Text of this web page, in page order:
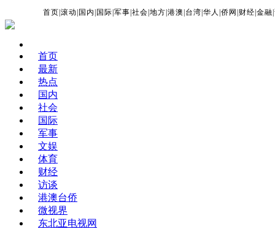
首页 |滚动 国内 国际 |军事 |社会 |地方 |港澳 台湾 |华人 |侨网 财经 |金融 |
首页
最新
热点
国内
社会
国际
军事
文娱
体育
财经
访谈
港澳台侨
微视界
东北亚电视网